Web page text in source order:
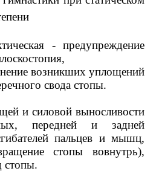
- предупреждение
возникших уплощений
свода стопы.
и силовой выносливости
передней и задней
пальцев и мышц,
стопы вовнутрь),